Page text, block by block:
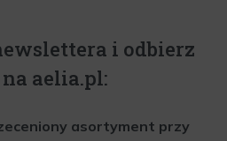
i odbierz
aelia.pl:
asortyment przy